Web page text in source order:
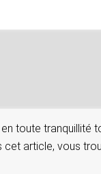
toute tranquillité
cet article, vous